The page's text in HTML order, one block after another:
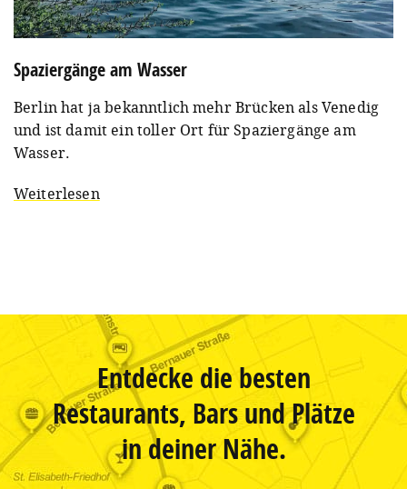
Spaziergänge am Wasser
Berlin hat ja bekanntlich mehr Brücken als Venedig
und ist damit ein toller Ort für Spaziergänge am
Wasser.
Weiterlesen
Entdecke die besten
Restaurants, Bars und Plätze
in deiner Nähe.